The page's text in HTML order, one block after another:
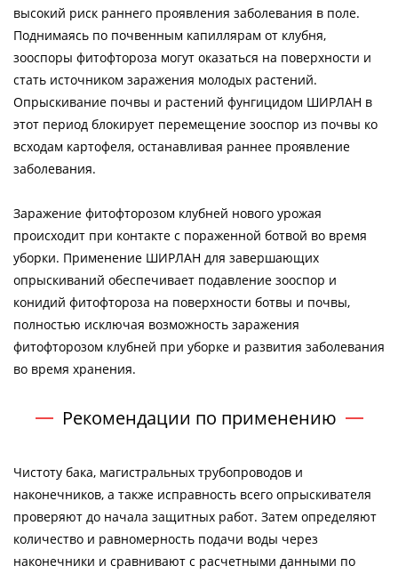
высокий риск раннего проявления заболевания в поле.
Поднимаясь по почвенным капиллярам от клубня,
зооспоры фитофтороза могут оказаться на поверхности и
стать источником заражения молодых растений.
Опрыскивание почвы и растений фунгицидом ШИРЛАН в
этот период блокирует перемещение зооспор из почвы ко
всходам картофеля, останавливая раннее проявление
заболевания.
Заражение фитофторозом клубней нового урожая
происходит при контакте с пораженной ботвой во время
уборки. Применение ШИРЛАН для завершающих
опрыскиваний обеспечивает подавление зооспор и
конидий фитофтороза на поверхности ботвы и почвы,
полностью исключая возможность заражения
фитофторозом клубней при уборке и развития заболевания
во время хранения.
Рекомендации по применению
Чистоту бака, магистральных трубопроводов и
наконечников, а также исправность всего опрыскивателя
проверяют до начала защитных работ. Затем определяют
количество и равномерность подачи воды через
наконечники и сравнивают с расчетными данными по